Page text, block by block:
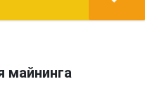
майнинга